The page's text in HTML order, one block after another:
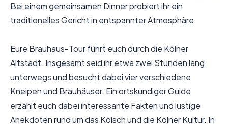
Bei einem gemeinsamen Dinner probiert ihr ein
traditionelles Gericht in entspannter Atmosphäre.
Eure Brauhaus-Tour führt euch durch die Kölner
Altstadt. Insgesamt seid ihr etwa zwei Stunden lang
unterwegs und besucht dabei vier verschiedene
Kneipen und Brauhäuser. Ein ortskundiger Guide
erzählt euch dabei interessante Fakten und lustige
Anekdoten rund um das Kölsch und die Kölner Kultur. In